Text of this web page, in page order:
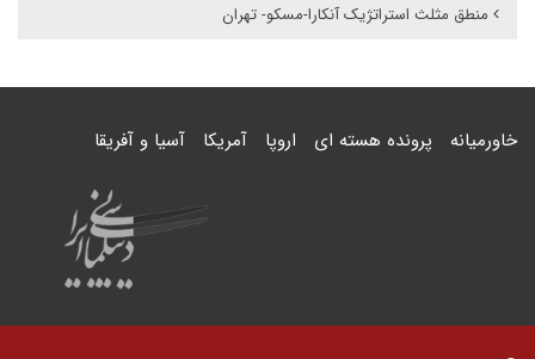
منطق مثلث استراتژیک آنکارا-مسکو- تهران
خاورمیانه پرونده هسته ای اروپا آمریکا آسیا و آفریقا